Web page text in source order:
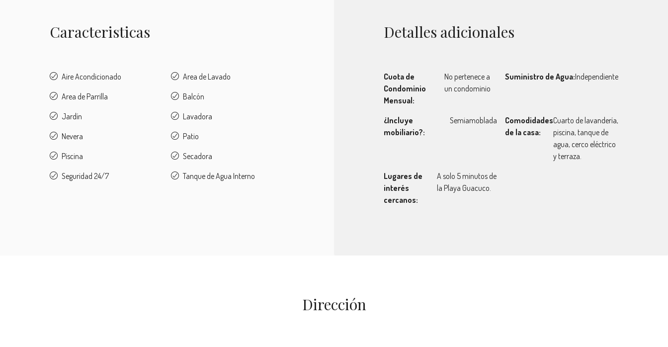
Caracteristicas
Aire Acondicionado
Area de Lavado
Area de Parrilla
Balcón
Jardín
Lavadora
Nevera
Patio
Piscina
Secadora
Seguridad 24/7
Tanque de Agua Interno
Detalles adicionales
Cuota de
Condominio
Mensual:
No pertenece a
un condominio
Suministro de Agua:Independiente
¿Incluye
mobiliario?:
Semiamoblada
Comodidades
de la casa:
Cuarto de lavandería,
piscina, tanque de
agua, cerco eléctrico
y terraza.
Lugares de
interés
cercanos:
A solo 5 minutos de
la Playa Guacuco.
Dirección